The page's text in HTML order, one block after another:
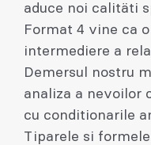
aduce noi calitäti
Format 4 vine ca
intermediere a
Demersul nostru
analiza a nevoilor
cu conditionarile
Tiparele si